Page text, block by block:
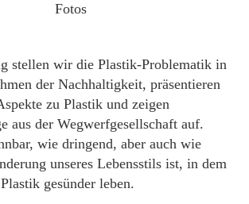
Fotos
stellen wir die Plastik-Problematik in
der Nachhaltigkeit, präsentieren
zu Plastik und zeigen
aus der Wegwerfgesellschaft auf.
wie dringend, aber auch wie
unseres Lebensstils ist, in dem
gesünder leben.